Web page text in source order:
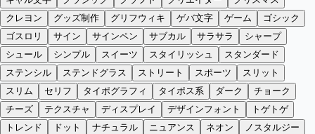
クレヨン
グッズ制作 グリフウィキ ゲバ文字 ゲーム
ゴシック
ゴスロリ
サイン サインペン サブカル サラサラ
シャープ
シュール
シンプル スイーツ スタイリッシュ
スタンダード
ステンシル
ステンドグラス ストリート スポーツ
スリット
スリム
セリフ タイポグラフィ タイポス系 ダーク
チョーク
チーズ
テクスチャ ディスプレイ デザインフォント
トゲトゲ
トレンド
ドット ナチュラル ニュアンス ネオン
ノスタルジー